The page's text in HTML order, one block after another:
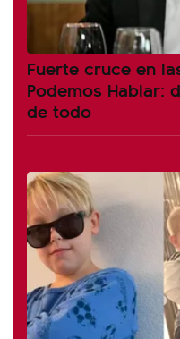
Fuerte cruce en
Podemos Hablar:
de todo